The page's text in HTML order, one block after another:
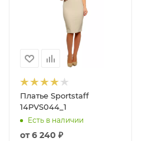
Платье Sportstaff
14PVS044_1
Есть в наличии
от6 240 ₽